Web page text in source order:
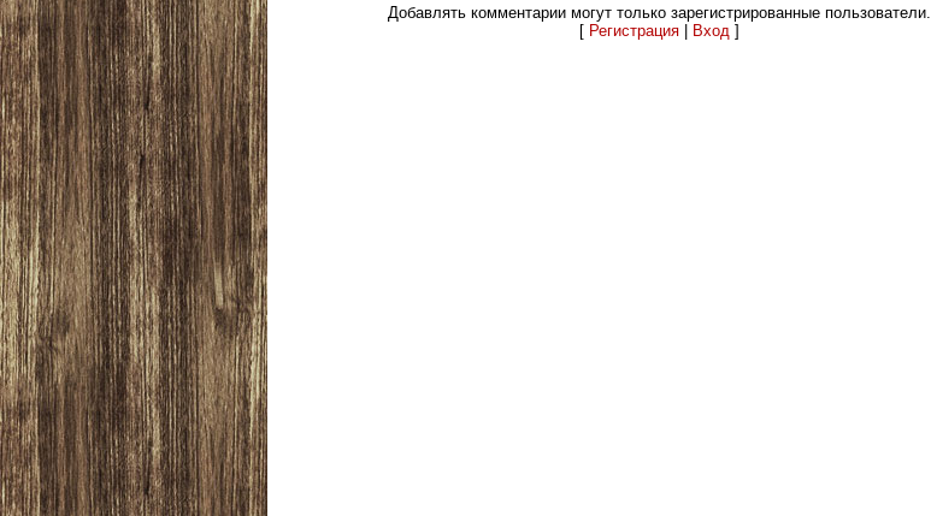
Добавлять комментарии могут только зарегистрированные пользователи.
[ Регистрация| Вход]